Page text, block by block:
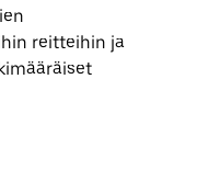
reitteihin ja